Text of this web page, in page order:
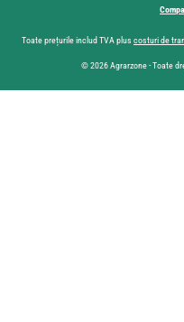
Toate prețurile includ TVA plus costuri de
© 2026 Agrarzone - Toate